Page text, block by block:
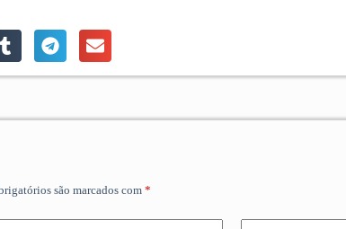
são marcados com*